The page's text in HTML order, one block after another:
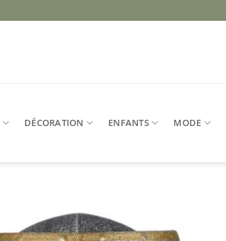
DÉCORATION ENFANTS MODE